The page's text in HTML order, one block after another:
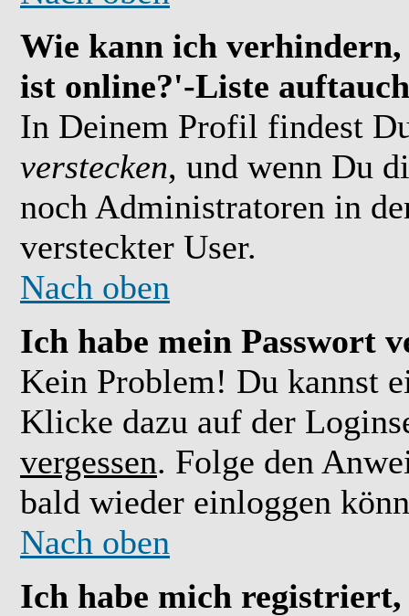
Wie kann ich
ist online?'-Liste
In Deinem Profil findest
verstecken, und wenn Du
noch Administratoren in
versteckter User.
Nach oben
Ich habe mein Passwort
Kein Problem! Du kannst
Klicke dazu auf der
vergessen. Folge den
bald wieder einloggen
Nach oben
Ich habe mich